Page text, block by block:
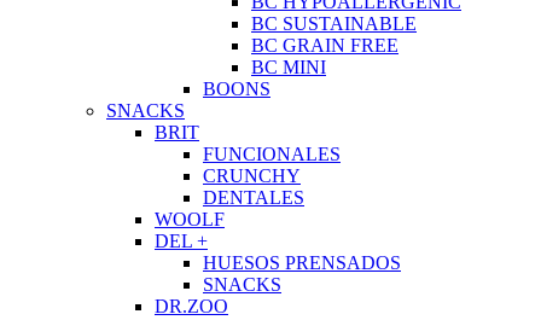
BC SUSTAINABLE
BC GRAIN FREE
BC MINI
BOONS
SNACKS
BRIT
FUNCIONALES
CRUNCHY
DENTALES
WOOLF
DEL +
HUESOS PRENSADOS
SNACKS
DR.ZOO